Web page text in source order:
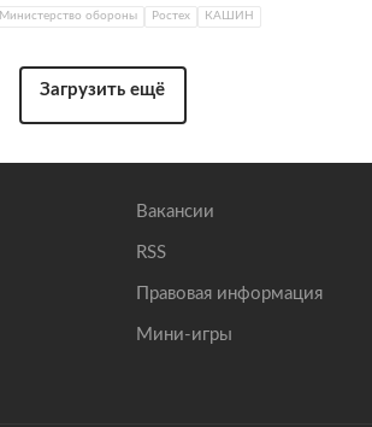
Министерство обороны Ростех КАШИН
Загрузить ещё
Вакансии
RSS
Правовая информация
Мини-игры